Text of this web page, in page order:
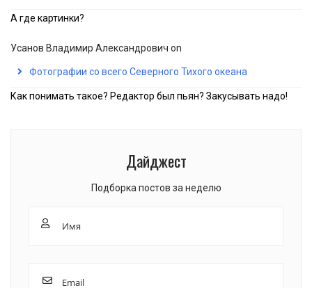
А где картинки?
Усанов Владимир Александрович on
Фотографии со всего Северного Тихого океана
Как понимать такое? Редактор был пьян? Закусывать надо!
Дайджест
Подборка постов за неделю